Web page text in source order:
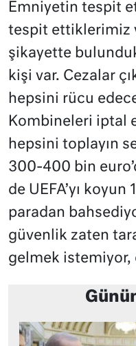
Emniyetin tespit
tespit ettiklerimiz
şikayette
kişi var. Cezalar
hepsini rücu
Kombineleri iptal
hepsini toplayın
300-400 bin
de UEFA’yı koyun
paradan
güvenlik zaten
gelmek istemiyor,